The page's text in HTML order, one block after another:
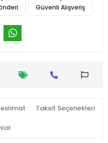
Güvenli Alışveriş
Taksit Seçenekleri